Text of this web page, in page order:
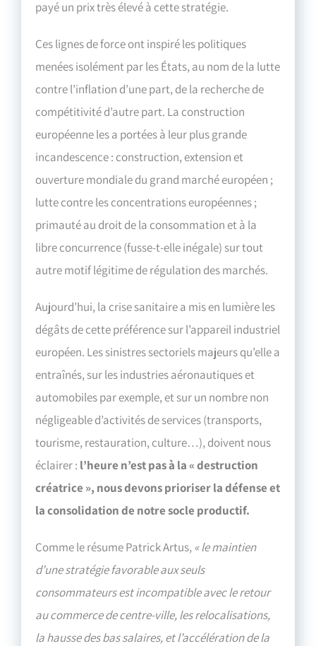
payé un prix très élevé à cette stratégie.
Ces lignes de force ont inspiré les politiques
menées isolément par les États, au nom de la lutte
contre l’inflation d’une part, de la recherche de
compétitivité d’autre part. La construction
européenne les a portées à leur plus grande
incandescence : construction, extension et
ouverture mondiale du grand marché européen ;
lutte contre les concentrations européennes ;
primauté au droit de la consommation et à la
libre concurrence (fusse-t-elle inégale) sur tout
autre motif légitime de régulation des marchés.
Aujourd’hui, la crise sanitaire a mis en lumière les
dégâts de cette préférence sur l’appareil industriel
européen. Les sinistres sectoriels majeurs qu’elle a
entraînés, sur les industries aéronautiques et
automobiles par exemple, et sur un nombre non
négligeable d’activités de services (transports,
tourisme, restauration, culture…), doivent nous
éclairer : l’heure n’est pas à la « destruction
créatrice », nous devons prioriser la défense et
la consolidation de notre socle productif.
Comme le résume Patrick Artus, « le maintien
d’une stratégie favorable aux seuls
consommateurs est incompatible avec le retour
au commerce de centre-ville, les relocalisations,
la hausse des bas salaires, et l’accélération de la